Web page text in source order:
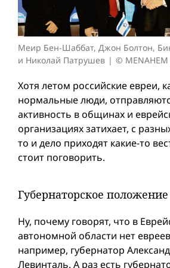
Меир Бен-Шаббат, Джон Болтон,
и Николай Патрушев
© MENAHEM
Хотя летом российские евреи,
нормальные люди,
активность в общинах и
организациях затихает, с
то и дело приходят какие-то
стоит поговорить.
Губернаторское положение
Ну, почему говорят, что в
автономной области нет
например, губернатор
Левинталь. А раз есть